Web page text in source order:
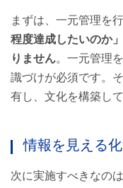
まずは、一元管理を
程度達成したいのか
りません。一元管理
識づけが必須です。
有し、文化を構築し
情報を見える
次に実施すべきなのは